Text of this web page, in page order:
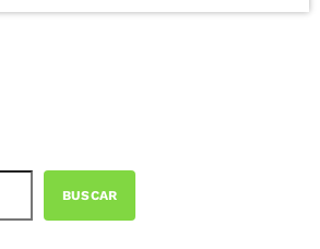
BUSCAR